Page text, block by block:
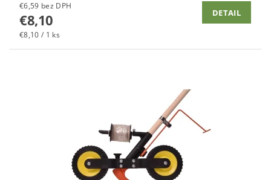
€6,59 bez DPH
€8,10
€8,10 / 1 ks
DETAIL